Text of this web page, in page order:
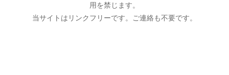
用を禁じます。
当サイトはリンクフリーです。ご連絡も不要です。